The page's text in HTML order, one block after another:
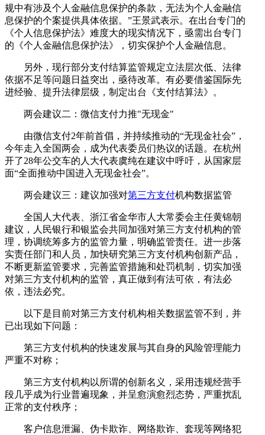
规中有涉及个人金融信息保护的条款，无法为个人金融信
息保护的个案提供具体依据。”王景武表示。在出台专门的
《个人信息保护法》难度大的现实情况下，亟需出台专门
的《个人金融信息保护法》，切实保护个人金融信息。
另外，现行部分支付结算监管规定立法层次低、法律
依据不足等问题日益突出，亟待改革。有必要借鉴国际先
进经验、提升法律层级，制定出台《支付结算法》。
两会建议二：微信支付力推"无现金"
由微信支付2年前首倡，并持续推动的“无现金社会”，
今年走入全国两会，成为代表委员们热议的话题。在杭州
开了28年公交车的人大代表虞纯在建议中呼吁，从国家层
面“全面推动中国进入无现金社会”。
两会建议三：建议加强对第三方支付机构数据监管
全国人大代表、浙江省金华市人大常委会主任黄锦朝
建议，人民银行和银监会共同加强对第三方支付机构的管
理，协调统筹多方的监管力量，明确监管责任。进一步落
实责任部门和人员，加快研究第三方支付机构创新产品，
不断更新监管要求，完善监管措施和处罚机制，切实加强
对第三方支付机构的监管，真正做到有法可依，有法必
依，违法必究。
以下是目前对第三方支付机构相关数据监管不到，并
已出现如下问题：
第三方支付机构的快速发展与其自身的风险管理能力
严重不对称；
第三方支付机构以所谓的创新名义，采用违规经营手
段几乎成为行业普遍现象，并呈愈演愈烈态势，严重扰乱
正常的支付秩序；
客户信息泄漏、伪卡欺诈、网络欺诈、套现等网络犯